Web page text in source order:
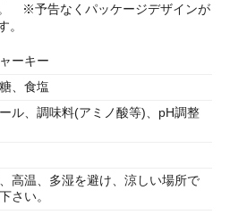
※予告なくパッケージデザインが
。
ーキー
、食塩
ル、調味料(アミノ酸等)、pH調整
高温、多湿を避け、涼しい場所で
さい。